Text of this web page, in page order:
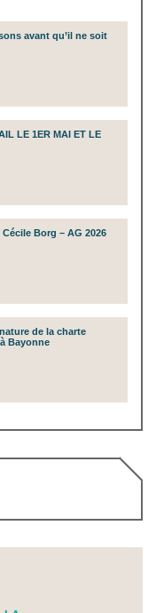
avant qu’il ne soit
LE 1ER MAI ET LE
Borg – AG 2026
de la charte
Bayonne